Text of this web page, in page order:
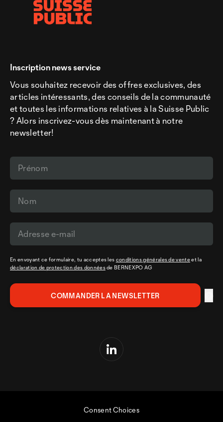
Inscription news service
Vous souhaitez recevoir des offres exclusives, des
articles intéressants, des conseils de la communauté
et toutes les informations relatives à la Suisse Public
? Alors inscrivez-vous dès maintenant à notre
newsletter!
En envoyant ce formulaire, tu acceptes les conditions générales de venteet la
déclaration de protection des donnéesde BERNEXPO AG
Consent Choices